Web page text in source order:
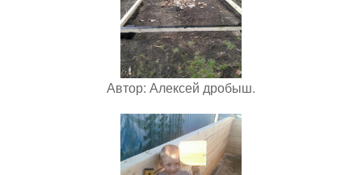
Автор: Алексей дробыш.